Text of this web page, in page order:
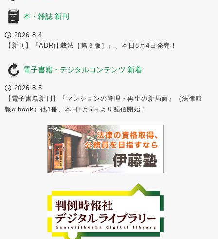
本・雑誌 新刊
2026.8.4
【新刊】『ADR仲裁法［第３版］』、本日8月4日発売！
電子書籍・デジタルコンテンツ 新着
2026.8.5
【電子書籍新刊】『マンションの管理・再生の新局面』（法律時
報e-book）他1冊、本日8月5日より配信開始！